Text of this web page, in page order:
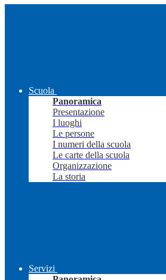
Scuola
Panoramica
Presentazione
I luoghi
Le persone
I numeri della scuola
Le carte della scuola
Organizzazione
La storia
Servizi